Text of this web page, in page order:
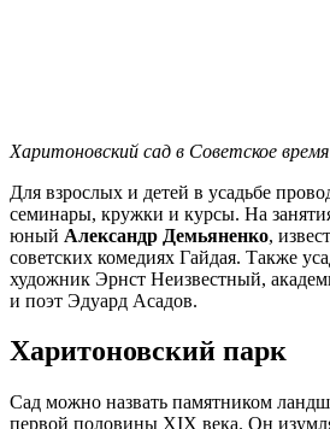
Харитоновский сад в Советское время
Для взрослых и детей в усадьбе
семинары, кружки и курсы. На
юный Александр Демьяненко,
советских комедиях Гайдая. Также
художник Эрнст Неизвестный,
и поэт Эдуард Асадов.
Харитоновский парк
Сад можно назвать памятником
первой половины XIX века. Он